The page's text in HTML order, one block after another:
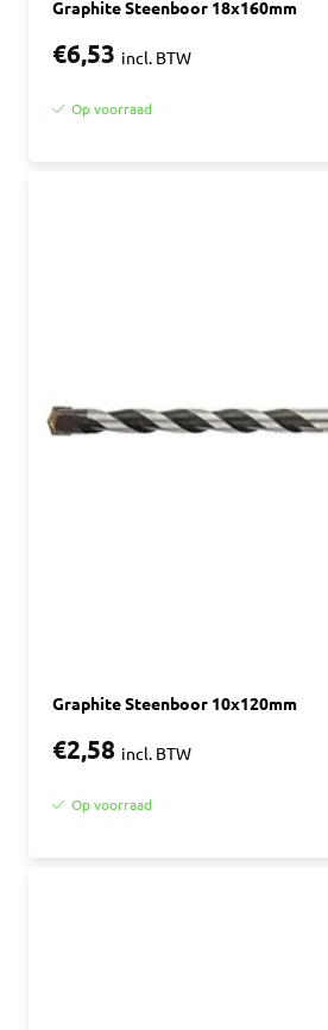
Graphite Steenboor 18x160mm
€6,53 incl. BTW
Op voorraad
Graphite Steenboor 10x120mm
€2,58 incl. BTW
Op voorraad